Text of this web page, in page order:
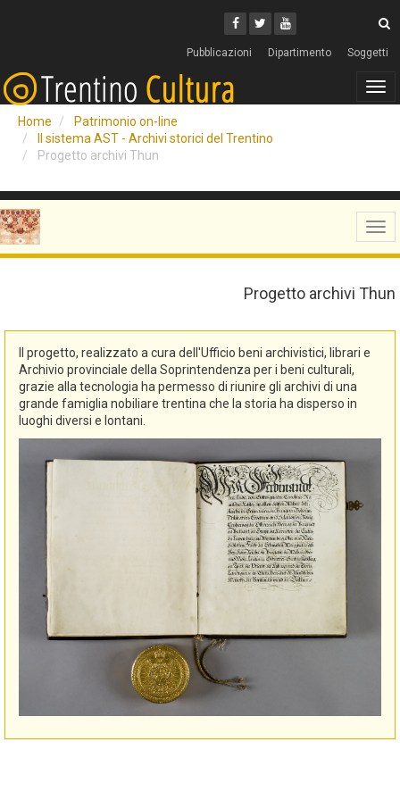
Facebook
Twitter
Youtube
Pubblicazioni Dipartimento Soggetti
Home
Patrimonio on-line
Il sistema AST - Archivi storici del Trentino
Progetto archivi Thun
Progetto archivi Thun
Il progetto, realizzato a cura dell'Ufficio beni archivistici, librari e
Archivio provinciale della Soprintendenza per i beni culturali,
grazie alla tecnologia ha permesso di riunire gli archivi di una
grande famiglia nobiliare trentina che la storia ha disperso in
luoghi diversi e lontani.